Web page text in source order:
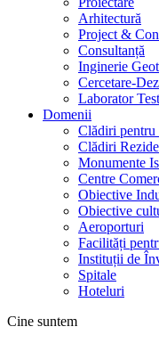
Arhitectură
Project &
Consultanță
Inginerie
Cercetare-
Laborator
Domenii
Clădiri
Clădiri
Monumente
Centre
Obiective
Obiective
Aeroporturi
Facilități
Instituții de
Spitale
Hoteluri
Cine suntem